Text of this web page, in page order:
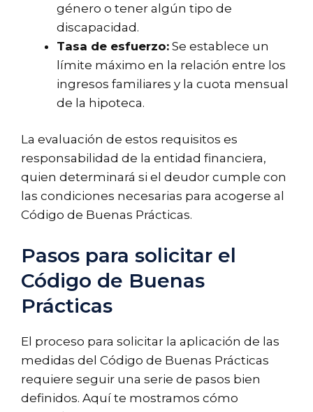
género o tener algún tipo de
discapacidad.
Tasa de esfuerzo: Se establece un
límite máximo en la relación entre los
ingresos familiares y la cuota mensual
de la hipoteca.
La evaluación de estos requisitos es
responsabilidad de la entidad financiera,
quien determinará si el deudor cumple con
las condiciones necesarias para acogerse al
Código de Buenas Prácticas.
Pasos para solicitar el
Código de Buenas
Prácticas
El proceso para solicitar la aplicación de las
medidas del Código de Buenas Prácticas
requiere seguir una serie de pasos bien
definidos. Aquí te mostramos cómo